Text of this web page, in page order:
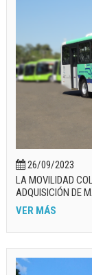
26/09/2023
LA MOVILIDAD
ADQUISICIÓN DE
VER MÁS